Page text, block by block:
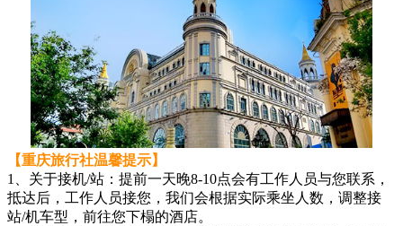
【重庆旅行社温馨提示】
1、关于接机/站：提前一天晚8-10点会有工作人员与您联系，
抵达后，工作人员接您，我们会根据实际乘坐人数，调整接
站/机车型，前往您下榻的酒店。